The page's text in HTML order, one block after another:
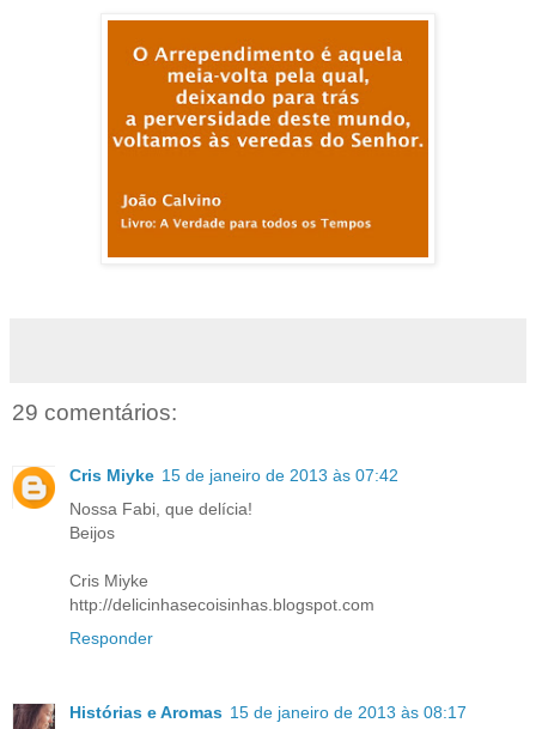
29 comentários:
Cris Miyke 15 de janeiro de 2013 às 07:42
Nossa Fabi, que delícia!
Beijos
Cris Miyke
http://delicinhasecoisinhas.blogspot.com
Responder
Histórias e Aromas 15 de janeiro de 2013 às 08:17